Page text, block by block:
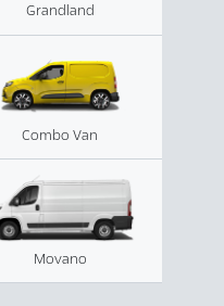
Grandland
Combo Van
Movano